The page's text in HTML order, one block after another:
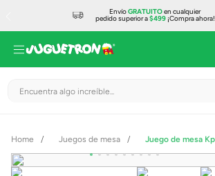
EnvíoGRATUITOen cualquier
pedido superior a$499¡Compra ahora!
Encuentra algo increíble...
Juegos de mesa